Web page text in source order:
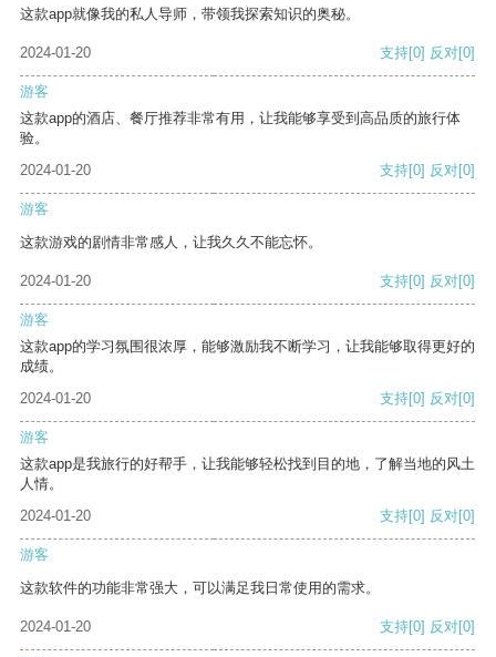
这款app就像我的私人导师，带领我探索知识的奥秘。
2024-01-20 支持[0] 反对[0]
游客
这款app的酒店、餐厅推荐非常有用，让我能够享受到高品质的旅行体
验。
2024-01-20
支持[0] 反对[0]
游客
这款游戏的剧情非常感人，让我久久不能忘怀。
2024-01-20 支持[0] 反对[0]
游客
这款app的学习氛围很浓厚，能够激励我不断学习，让我能够取得更好的
成绩。
2024-01-20
支持[0] 反对[0]
游客
这款app是我旅行的好帮手，让我能够轻松找到目的地，了解当地的风土
人情。
2024-01-20
支持[0] 反对[0]
游客
这款软件的功能非常强大，可以满足我日常使用的需求。
2024-01-20 支持[0] 反对[0]